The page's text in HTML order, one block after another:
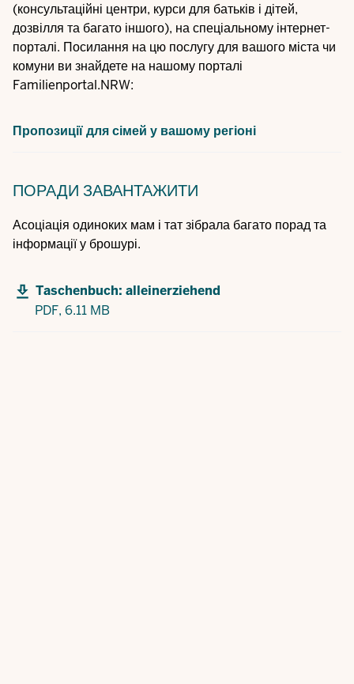
(консультаційні центри, курси для батьків і дітей,
дозвілля та багато іншого), на спеціальному інтернет-
порталі. Посилання на цю послугу для вашого міста чи
комуни ви знайдете на нашому порталі
Familienportal.NRW:
Пропозиції для сімей у вашому регіоні
ПОРАДИ ЗАВАНТАЖИТИ
Асоціація одиноких мам і тат зібрала багато порад та
інформації у брошурі.
Taschenbuch: alleinerziehend
PDF, 6.11 MB